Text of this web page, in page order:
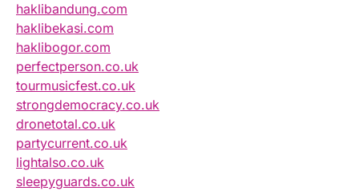
haklibandung.com
haklibekasi.com
haklibogor.com
perfectperson.co.uk
tourmusicfest.co.uk
strongdemocracy.co.uk
dronetotal.co.uk
partycurrent.co.uk
lightalso.co.uk
sleepyguards.co.uk